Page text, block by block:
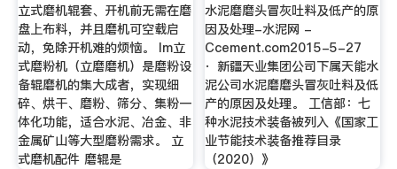
立式磨机辊套、开机前无需在磨
盘上布料，并且磨机可空载启
动，免除开机难的烦恼。 lm立
式磨粉机（立磨磨机）是磨粉设
备辊磨机的集大成者，实现细
碎、烘干、磨粉、筛分、集粉一
体化功能，适合水泥、冶金、非
金属矿山等大型磨粉需求。 立
式磨机配件 磨辊是
水泥磨磨头冒灰吐料及低产的原
因及处理-水泥网 -
Ccement.com2015-5-27
· 新疆天业集团公司下属天能水
泥公司水泥磨磨头冒灰吐料及低
产的原因及处理。 工信部：七
种水泥技术装备被列入《国家工
业节能技术装备推荐目录
（2020）》